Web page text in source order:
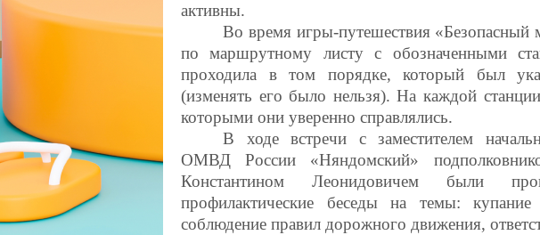
активны.
Во время игры-путешествия
по маршрутному листу с обозначенными
проходила в том порядке, который был
(изменять его было нельзя). На каждой
которыми они уверенно справлялись.
В ходе встречи с заместителем
ОМВД России «Няндомский»
Константином Леонидовичем были
профилактические беседы на темы:
соблюдение правил дорожного движения,